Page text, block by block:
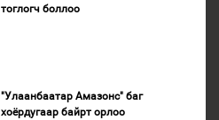
тоглогч боллоо
"Улаанбаатар Амазонс" баг
хоёрдугаар байрт орлоо